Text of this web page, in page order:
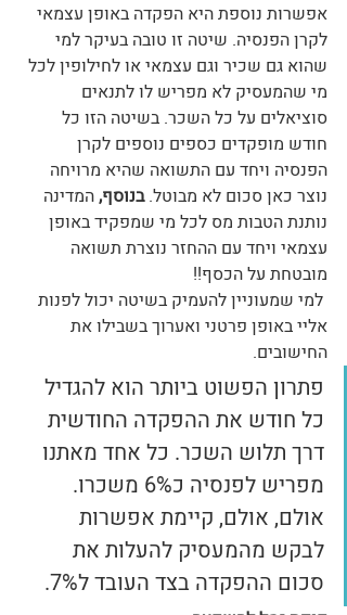
אפשרות נוספת היא הפקדה באופן עצמאי
לקרן הפנסיה. שיטה זו טובה בעיקר למי
שהוא גם שכיר וגם עצמאי או לחילופין לכל
מי שהמעסיק לא מפריש לו לתנאים
סוציאלים על כל השכר. בשיטה הזו כל
חודש מופקדים כספים נוספים לקרן
הפנסיה ויחד עם התשואה שהיא מרויחה
נוצר כאן סכום לא מבוטל. בנוסף, המדינה
נותנת הטבות מס לכל מי שמפקיד באופן
עצמאי ויחד עם ההחזר נוצרת תשואה
מובטחת על הכסף!!
למי שמעוניין להעמיק בשיטה יכול לפנות
אליי באופן פרטני ואערוך בשבילו את
החישובים.
פתרון הפשוט ביותר הוא להגדיל
כל חודש את ההפקדה החודשית
דרך תלוש השכר. כל אחד מאתנו
מפריש לפנסיה כ6% משכרו.
אולם, אולם, קיימת אפשרות
לבקש מהמעסיק להעלות את
סכום ההפקדה בצד העובד ל7%.